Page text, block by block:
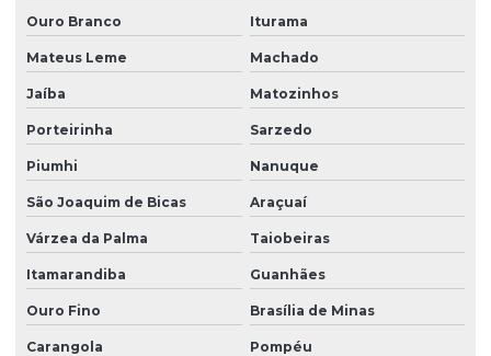
Ouro Branco Iturama
Mateus Leme Machado
Jaíba Matozinhos
Porteirinha Sarzedo
Piumhi Nanuque
São Joaquim de Bicas Araçuaí
Várzea da Palma Taiobeiras
Itamarandiba Guanhães
Ouro Fino Brasília de Minas
Carangola Pompéu